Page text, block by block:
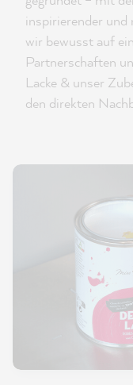
inspirierender und
wir bewusst auf
Partnerschaften
Lacke & unser
den direkten